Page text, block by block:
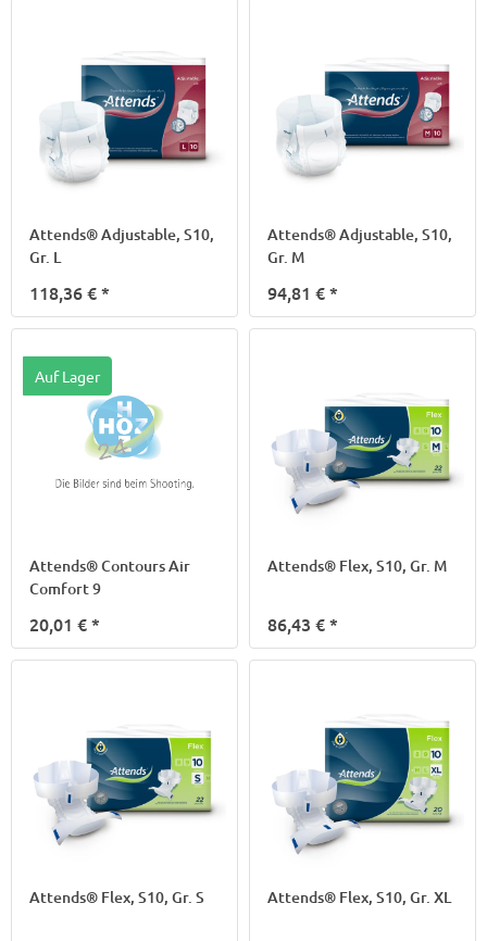
Attends® Adjustable, S10,
Gr. L
118,36 €*
Attends® Adjustable, S10,
Gr. M
94,81 €*
Auf Lager
Attends® Contours Air
Comfort 9
20,01 €*
Attends® Flex, S10, Gr. M
86,43 €*
Attends® Flex, S10, Gr. S Attends® Flex, S10, Gr. XL